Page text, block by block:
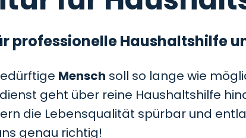
professionelle Haushaltshilfe
Mensch soll so lange wie
geht über reine Haushaltshilfe
die Lebensqualität spürbar und
genau richtig!